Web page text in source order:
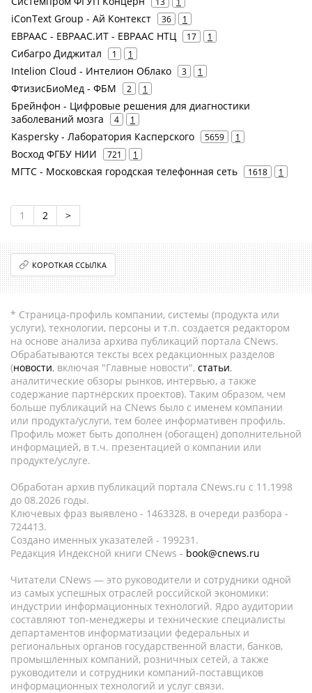
iConText Group - Ай Контекст 36 1
ЕВРААС - ЕВРААС.ИТ - ЕВРААС НТЦ 17 1
Сибагро Диджитал 1 1
Intelion Cloud - Интелион Облако 3 1
ФтизисБиоМед - ФБМ 2 1
Брейнфон - Цифровые решения для диагностики
заболеваний мозга
4 1
Kaspersky - Лаборатория Касперского 5659 1
Восход ФГБУ НИИ 721 1
МГТС - Московская городская телефонная сеть 1618 1
1 2 >
КОРОТКАЯ ССЫЛКА
* Страница-профиль компании, системы (продукта или
услуги), технологии, персоны и т.п. создается редактором
на основе анализа архива публикаций портала CNews.
Обрабатываются тексты всех редакционных разделов
(новости, включая "Главные новости", статьи,
аналитические обзоры рынков, интервью, а также
содержание партнёрских проектов). Таким образом, чем
больше публикаций на CNews было с именем компании
или продукта/услуги, тем более информативен профиль.
Профиль может быть дополнен (обогащен) дополнительной
информацией, в т.ч. презентацией о компании или
продукте/услуге.
Обработан архив публикаций портала CNews.ru c 11.1998
до 08.2026 годы.
Ключевых фраз выявлено - 1463328, в очереди разбора -
724413.
Создано именных указателей - 199231.
Редакция Индексной книги CNews - book@cnews.ru
Читатели CNews — это руководители и сотрудники одной
из самых успешных отраслей российской экономики:
индустрии информационных технологий. Ядро аудитории
составляют топ-менеджеры и технические специалисты
департаментов информатизации федеральных и
региональных органов государственной власти, банков,
промышленных компаний, розничных сетей, а также
руководители и сотрудники компаний-поставщиков
информационных технологий и услуг связи.